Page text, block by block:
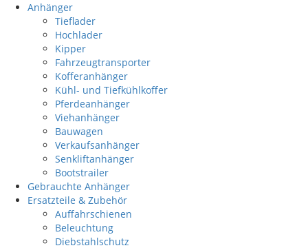
Anhänger
Tieflader
Hochlader
Kipper
Fahrzeugtransporter
Kofferanhänger
Kühl- und Tiefkühlkoffer
Pferdeanhänger
Viehanhänger
Bauwagen
Verkaufsanhänger
Senkliftanhänger
Bootstrailer
Gebrauchte Anhänger
Ersatzteile & Zubehör
Auffahrschienen
Beleuchtung
Diebstahlschutz